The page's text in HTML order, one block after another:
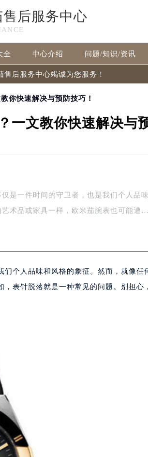
后服务中心
全 中心介绍 问题/知识/资讯
售后服务中心竭诚为您服务！
你快速解决与预防技巧！
一文教你快速解决与
是一件时间的守卫者，也是我们个人品味
术品或家具一样，欧米茄腕表也可能遭…
个人品味和风格的象征。然而，就像任
表针脱落就是一种常见的问题。别担心